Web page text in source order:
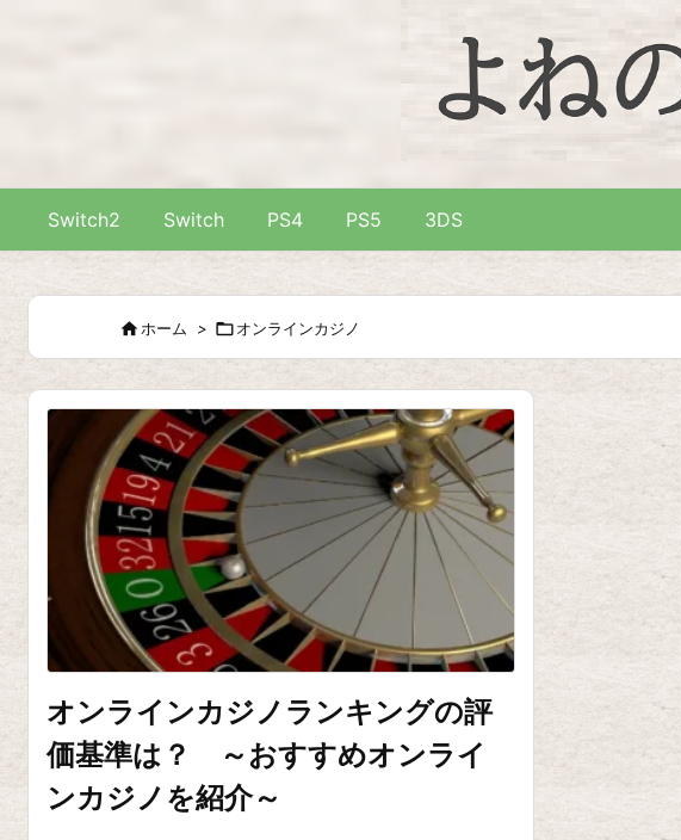
Switch2 Switch PS4 PS5 3DS
ホーム > オンラインカジノ
オンラインカジノランキングの評
価基準は？ ～おすすめオンライ
ンカジノを紹介～